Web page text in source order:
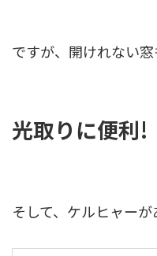
ですが、開けれない窓
光取りに便利!
そして、ケルヒャーが